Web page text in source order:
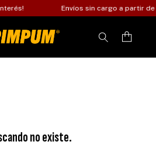
Envíos sin cargo a partir
no existe.